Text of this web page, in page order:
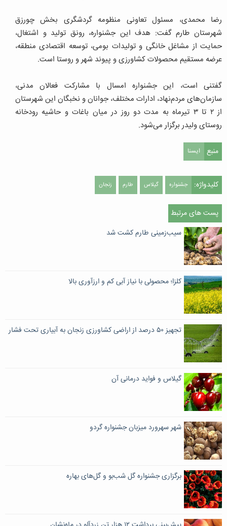
رضا محمدی، مسئول تعاونی منظومه گردشگری بخش چورزق
شهرستان طارم گفت: هدف این جشنواره، رونق تولید و اشتغال،
حمایت از مشاغل خانگی و تولیدات بومی، توسعه اقتصادی منطقه،
عرضه مستقیم محصولات کشاورزی و پیوند شهر و روستا است.
گفتنی است، این جشنواره امسال با مشارکت فعالان مدنی،
سازمان‌های مردم‌نهاد، ادارات مختلف، جوانان و نخبگان این شهرستان
از ۲ تا ۳ تیرماه به مدت دو روز در میان باغات و حاشیه رودخانه
روستای ولیدر برگزار می‌شود.
منبع ایسنا
کلیدواژه: جشنواره گیلاس طارم زنجان
پست های مرتبط
سیب‌زمینی طارم کشت شد
کلزا؛ محصولی با نیاز آبی کم و ارزآوری بالا
تجهیز ۵۰ درصد از اراضی کشاورزی زنجان به آبیاری تحت فشار
گیلاس و فواید درمانی آن
شهر سهرورد میزبان جشنواره گردو
برگزاری جشنواره گل شب‌بو و گل‌های بهاره